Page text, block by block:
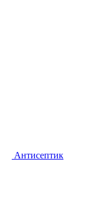
Антисептик